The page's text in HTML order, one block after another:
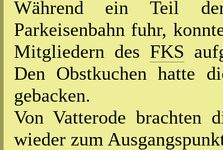
Während ein Teil
Parkeisenbahn fuhr,
Mitgliedern des FKS
Den Obstkuchen hatte
gebacken.
Von Vatterode brachten
wieder zum